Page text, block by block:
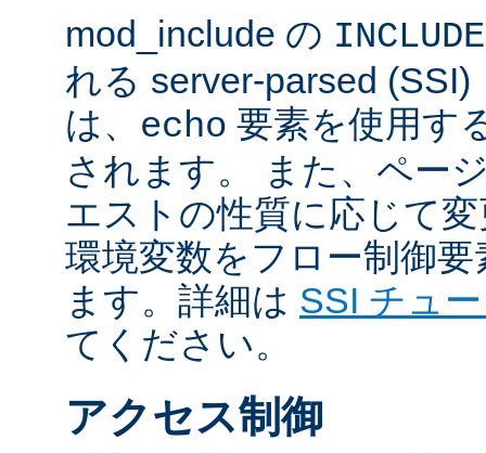
mod_include の
れる server-parsed
は、 echo 要素を使用す
されます。 また、ペー
エストの性質に応じて
環境変数をフロー制御
ます。詳細は SSI チュ
てください。
アクセス制御